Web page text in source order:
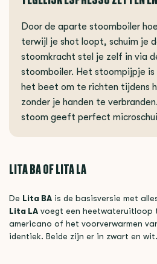
Door de aparte stoomboiler
terwijl je shot loopt, schuim je
stoomkracht stel je zelf in via
stoomboiler. Het stoompijpje
het beet om te richten tijdens
zonder je handen te
stoom geeft perfect
LITA BA OF LITA LA
De Lita BA is de basisversie met
Lita LA voegt een heetwateruitloop
americano of het voorverwarmen
identiek. Beide zijn er in zwart en wit.